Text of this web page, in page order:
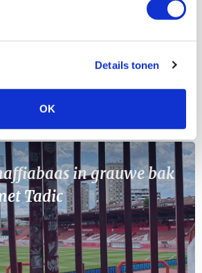
Details tonen
OK
Maar Amsterdam
in grauwe bak
Tadic